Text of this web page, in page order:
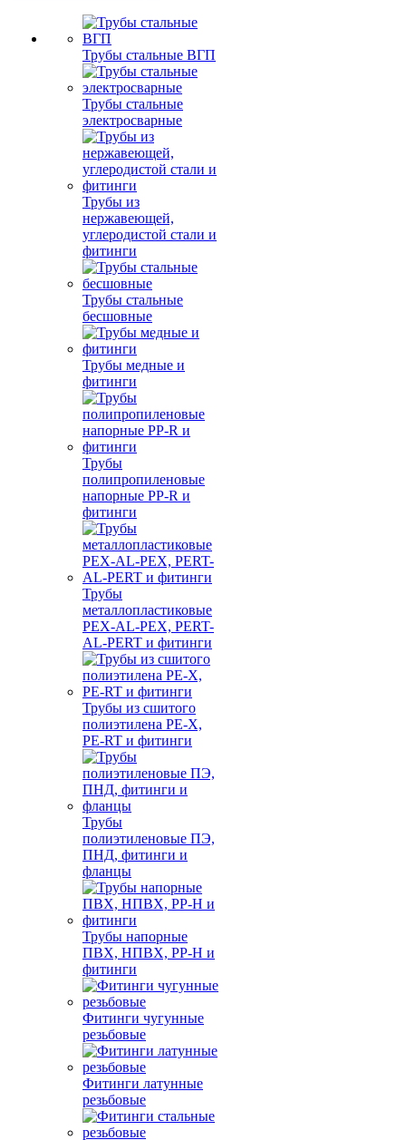
Трубы стальные ВГП
Трубы стальные
электросварные
Трубы из
нержавеющей,
углеродистой стали и
фитинги
Трубы стальные
бесшовные
Трубы медные и
фитинги
Трубы
полипропиленовые
напорные PP-R и
фитинги
Трубы
металлопластиковые
PEX-AL-PEX, PERT-
AL-PERT и фитинги
Трубы из сшитого
полиэтилена PE-X,
PE-RT и фитинги
Трубы
полиэтиленовые ПЭ,
ПНД, фитинги и
фланцы
Трубы напорные
ПВХ, НПВХ, PP-H и
фитинги
Фитинги чугунные
резьбовые
Фитинги латунные
резьбовые